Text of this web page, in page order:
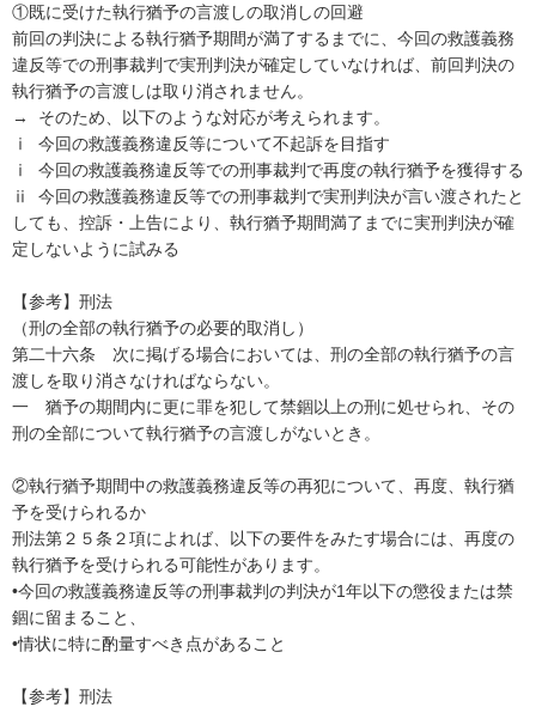
①既に受けた執行猶予の言渡しの取消しの回避
前回の判決による執行猶予期間が満了するまでに、今回の救護義務
違反等での刑事裁判で実刑判決が確定していなければ、前回判決の
執行猶予の言渡しは取り消されません。
→  そのため、以下のような対応が考えられます。
ⅰ  今回の救護義務違反等について不起訴を目指す
ⅰ  今回の救護義務違反等での刑事裁判で再度の執行猶予を獲得する
ⅱ  今回の救護義務違反等での刑事裁判で実刑判決が言い渡されたと
しても、控訴・上告により、執行猶予期間満了までに実刑判決が確
定しないように試みる
【参考】刑法
（刑の全部の執行猶予の必要的取消し）
第二十六条　次に掲げる場合においては、刑の全部の執行猶予の言
渡しを取り消さなければならない。
一　猶予の期間内に更に罪を犯して禁錮以上の刑に処せられ、その
刑の全部について執行猶予の言渡しがないとき。
②執行猶予期間中の救護義務違反等の再犯について、再度、執行猶
予を受けられるか
刑法第２５条２項によれば、以下の要件をみたす場合には、再度の
執行猶予を受けられる可能性があります。
•今回の救護義務違反等の刑事裁判の判決が1年以下の懲役または禁
錮に留まること、
•情状に特に酌量すべき点があること
【参考】刑法